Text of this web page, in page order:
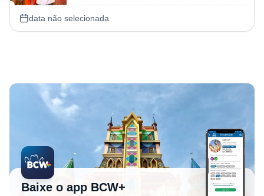
data não selecionada
Baixe o app BCW+